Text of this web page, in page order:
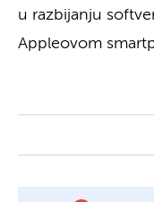
u razbijanju
Appleovom